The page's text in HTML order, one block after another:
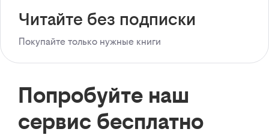
Читайте без подписки
Покупайте только нужные книги
Попробуйте наш
сервис бесплатно